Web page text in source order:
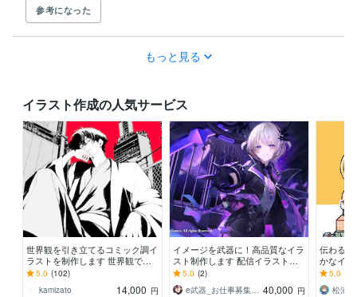
参考になった
もっと見る
イラスト作成の人気サービス
世界観を引き立てるコミック調イ
ラストを制作します 世界観で惹
きつける、商用対応の一枚絵をご
提供致します。
5.0 (102)
kamizato
14,000 円
イメージを武器に！高品質なイラ
スト制作します 配信イラスト、
立ち絵、キャラデザまで幅広くお
まかせください！
5.0 (2)
40,000 円
伝わる
かなイ
ラシ・
量注文
5.0
松浦